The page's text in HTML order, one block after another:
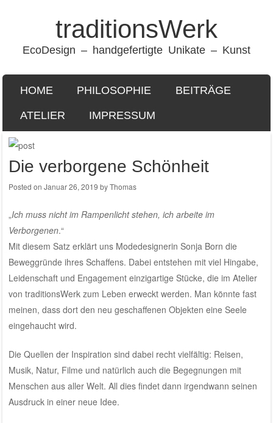
traditionsWerk
EcoDesign – handgefertigte Unikate – Kunst
Menu
SKIP TO CONTENT
HOME PHILOSOPHIE BEITRÄGE
ATELIER IMPRESSUM
Die verborgene Schönheit
Posted on Januar 26, 2019 byThomas
„Ich muss nicht im Rampenlicht stehen, ich arbeite im
Verborgenen.“
Mit diesem Satz erklärt uns Modedesignerin Sonja Born die
Beweggründe ihres Schaffens. Dabei entstehen mit viel Hingabe,
Leidenschaft und Engagement einzigartige Stücke, die im Atelier
von traditionsWerk zum Leben erweckt werden. Man könnte fast
meinen, dass dort den neu geschaffenen Objekten eine Seele
eingehaucht wird.
Die Quellen der Inspiration sind dabei recht vielfältig: Reisen,
Musik, Natur, Filme und natürlich auch die Begegnungen mit
Menschen aus aller Welt. All dies findet dann irgendwann seinen
Ausdruck in einer neue Idee.